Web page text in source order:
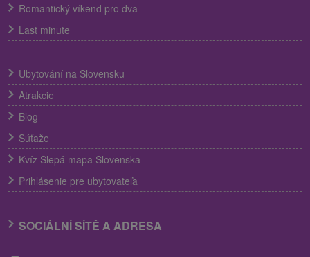
Romantický víkend pro dva
Last minute
Ubytování na Slovensku
Atrakcie
Blog
Súťaže
Kvíz Slepá mapa Slovenska
Prihlásenie pre ubytovateľa
SOCIÁLNÍ SÍTĚ A ADRESA